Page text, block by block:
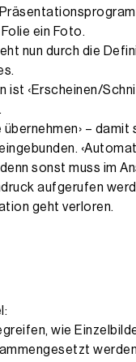
ein Foto.
nun durch die
ist ‹Erscheinen/
übernehmen› – damit
sonst muss im
aufgerufen
geht verloren.
wie